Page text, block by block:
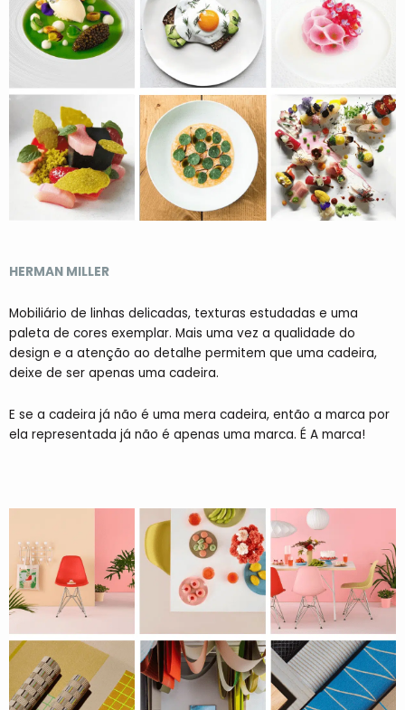
HERMAN MILLER
Mobiliário de linhas delicadas, texturas estudadas e uma
paleta de cores exemplar. Mais uma vez a qualidade do
design e a atenção ao detalhe permitem que uma cadeira,
deixe de ser apenas uma cadeira.
E se a cadeira já não é uma mera cadeira, então a marca por
ela representada já não é apenas uma marca. É A marca!